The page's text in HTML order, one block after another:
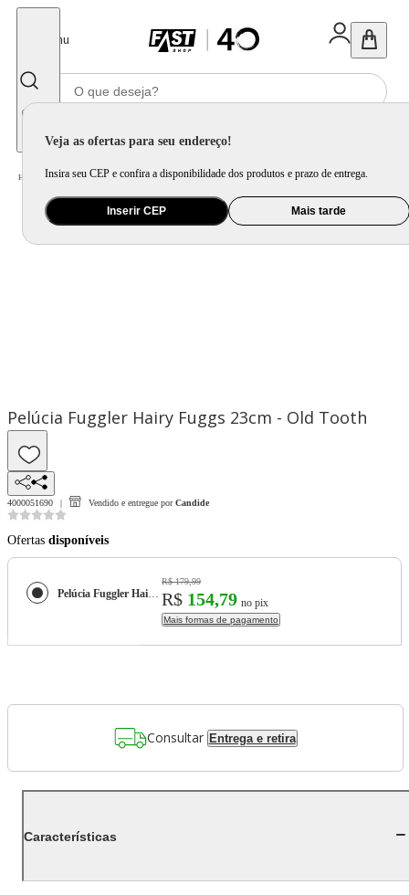
Menu
Veja as ofertas para seu endereço!
Insira seu CEP e confira a disponibilidade dos produtos e prazo de entrega.
Inserir CEP Mais tarde
Home Brinquedo e Colecionável / Primeira Infância e Pelúcia
Pelúcia Fuggler Hairy Fuggs 23cm - Old Tooth
4000051690 Vendido e entregue por Candide
Ofertas disponíveis
Pelúcia Fuggler Hairy Fuggs 23cm - Old Tooth
R$ 179,99
R$ 154,79 no pix
Mais formas de pagamento
Consultar Entrega e retira
Características